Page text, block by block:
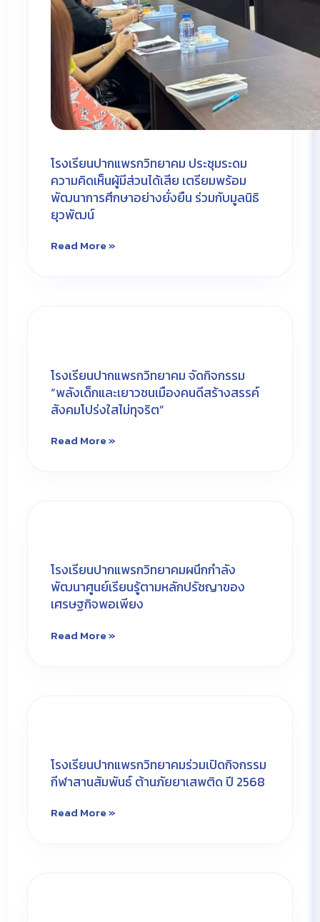
โรงเรียนปากแพรกวิทยาคม ประชุมระดม
ความคิดเห็นผู้มีส่วนได้เสีย เตรียมพร้อม
พัฒนาการศึกษาอย่างยั่งยืน ร่วมกับมูลนิธิ
ยุวพัฒน์
Read More »
โรงเรียนปากแพรกวิทยาคม จัดกิจกรรม
“พลังเด็กและเยาวชนเมืองคนดีสร้างสรรค์
สังคมโปร่งใสไม่ทุจริต”
Read More »
โรงเรียนปากแพรกวิทยาคมผนึกกำลัง
พัฒนาศูนย์เรียนรู้ตามหลักปรัชญาของ
เศรษฐกิจพอเพียง
Read More »
โรงเรียนปากแพรกวิทยาคมร่วมเปิดกิจกรรม
กีฬาสานสัมพันธ์ ต้านภัยยาเสพติด ปี 2568
Read More »